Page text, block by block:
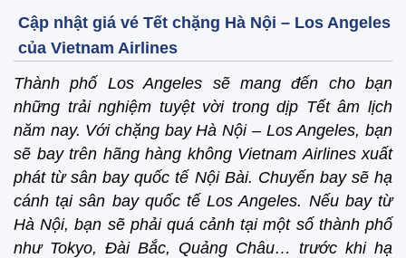
Cập nhật giá vé Tết chặng Hà Nội – Los Angeles
của Vietnam Airlines
Thành phố Los Angeles sẽ mang đến cho bạn
những trải nghiệm tuyệt vời trong dịp Tết âm lịch
năm nay. Với chặng bay Hà Nội – Los Angeles, bạn
sẽ bay trên hãng hàng không Vietnam Airlines xuất
phát từ sân bay quốc tế Nội Bài. Chuyến bay sẽ hạ
cánh tại sân bay quốc tế Los Angeles. Nếu bay từ
Hà Nội, bạn sẽ phải quá cảnh tại một số thành phố
như Tokyo, Đài Bắc, Quảng Châu… trước khi hạ